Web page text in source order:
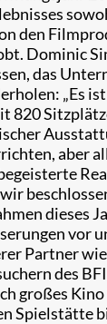
den
Dominic
das
„Es
820
aber
dieses
vor
Partner
des
großes
Spielstätte